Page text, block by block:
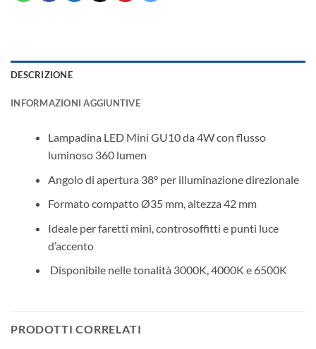
DESCRIZIONE
INFORMAZIONI AGGIUNTIVE
Lampadina LED Mini GU10 da 4W con flusso
luminoso 360 lumen
Angolo di apertura 38° per illuminazione direzionale
Formato compatto Ø35 mm, altezza 42 mm
Ideale per faretti mini, controsoffitti e punti luce
d’accento
️ Disponibile nelle tonalità 3000K, 4000K e 6500K
PRODOTTI CORRELATI